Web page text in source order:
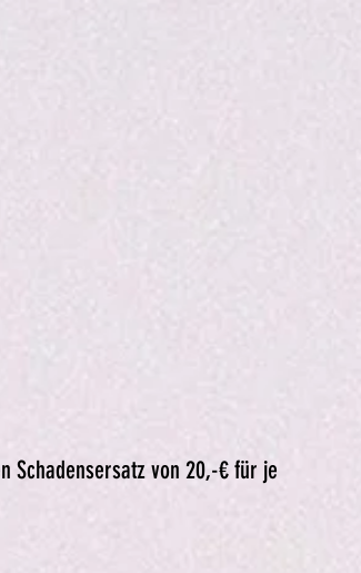
Schadensersatz von 20,-€ für je